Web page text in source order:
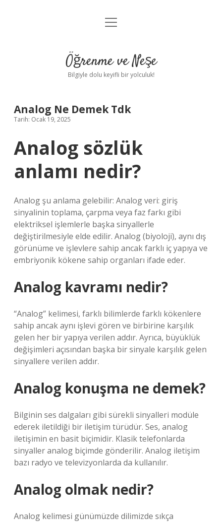
Anasayfa
Yasal Uyarı
menüyü
Öğrenme ve Neşe
Bilgiyle dolu keyifli bir yolculuk!
Analog Ne Demek Tdk
Tarih: Ocak 19, 2025
Analog sözlük
anlamı nedir?
Analog şu anlama gelebilir: Analog veri: giriş
sinyalinin toplama, çarpma veya faz farkı gibi
elektriksel işlemlerle başka sinyallerle
değiştirilmesiyle elde edilir. Analog (biyoloji), aynı dış
görünüme ve işlevlere sahip ancak farklı iç yapıya ve
embriyonik kökene sahip organları ifade eder.
Analog kavramı nedir?
“Analog” kelimesi, farklı bilimlerde farklı kökenlere
sahip ancak aynı işlevi gören ve birbirine karşılık
gelen her bir yapıya verilen addır. Ayrıca, büyüklük
değişimleri açısından başka bir sinyale karşılık gelen
sinyallere verilen addır.
Analog konuşma ne demek?
Bilginin ses dalgaları gibi sürekli sinyalleri modüle
ederek iletildiği bir iletişim türüdür. Ses, analog
iletişimin en basit biçimidir. Klasik telefonlarda
sinyaller analog biçimde gönderilir. Analog iletişim
bazı radyo ve televizyonlarda da kullanılır.
Analog olmak nedir?
Analog kelimesi günümüzde dilimizde sıkça